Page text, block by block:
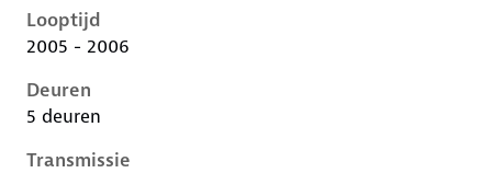
Looptijd
2005 - 2006
Deuren
5 deuren
Transmissie